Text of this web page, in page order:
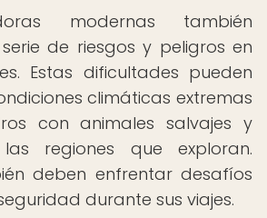
modernas también
de riesgos y peligros en
Estas dificultades pueden
climáticas extremas
con animales salvajes y
regiones que exploran.
deben enfrentar desafíos
durante sus viajes.